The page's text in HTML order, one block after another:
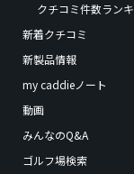
クチコミ件数ラン
新着クチコミ
新製品情報
my caddieノート
動画
みんなのQ&A
ゴルフ場検索